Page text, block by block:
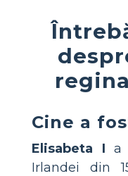
Cine a
Elisabeta I a
Irlandei din